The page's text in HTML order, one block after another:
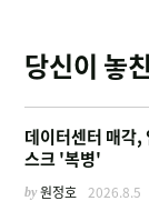
당신이 놓
데이터센터 매각,
스크 '복병'
by원정호 2026.8.5